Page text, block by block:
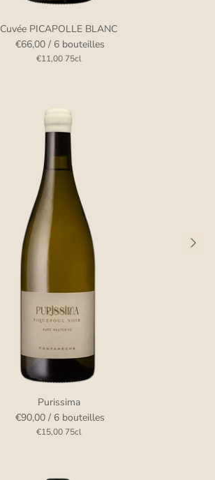
Cuvée PICAPOLLE BLANC
€66,00 / 6 bouteilles
€11,00 75cl
Purissima
€90,00 / 6 bouteilles
€15,00 75cl